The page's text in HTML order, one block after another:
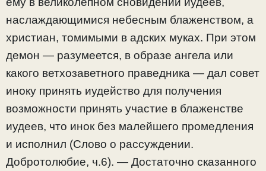
наслаждающимися небесным блаженством, а
христиан, томимыми в адских муках. При этом
демон — разумеется, в образе ангела или
какого ветхозаветного праведника — дал совет
иноку принять иудейство для получения
возможности принять участие в блаженстве
иудеев, что инок без малейшего промедления
и исполнил (Слово о рассуждении.
Добротолюбие, ч.6). — Достаточно сказанного